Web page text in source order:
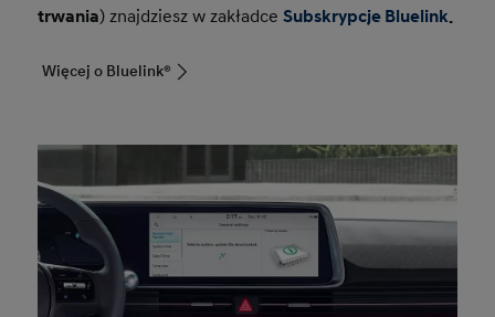
trwania) znajdziesz w zakładceSubskrypcje Bluelink.
Więcej o Bluelink®